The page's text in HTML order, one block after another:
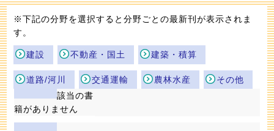
※下記の分野を選択すると分野ごとの最新刊が表示されま
す。
建設 不動産・国土 建築・積算
道路/河川 交通運輸 農林水産
その他
該当の書
籍がありません